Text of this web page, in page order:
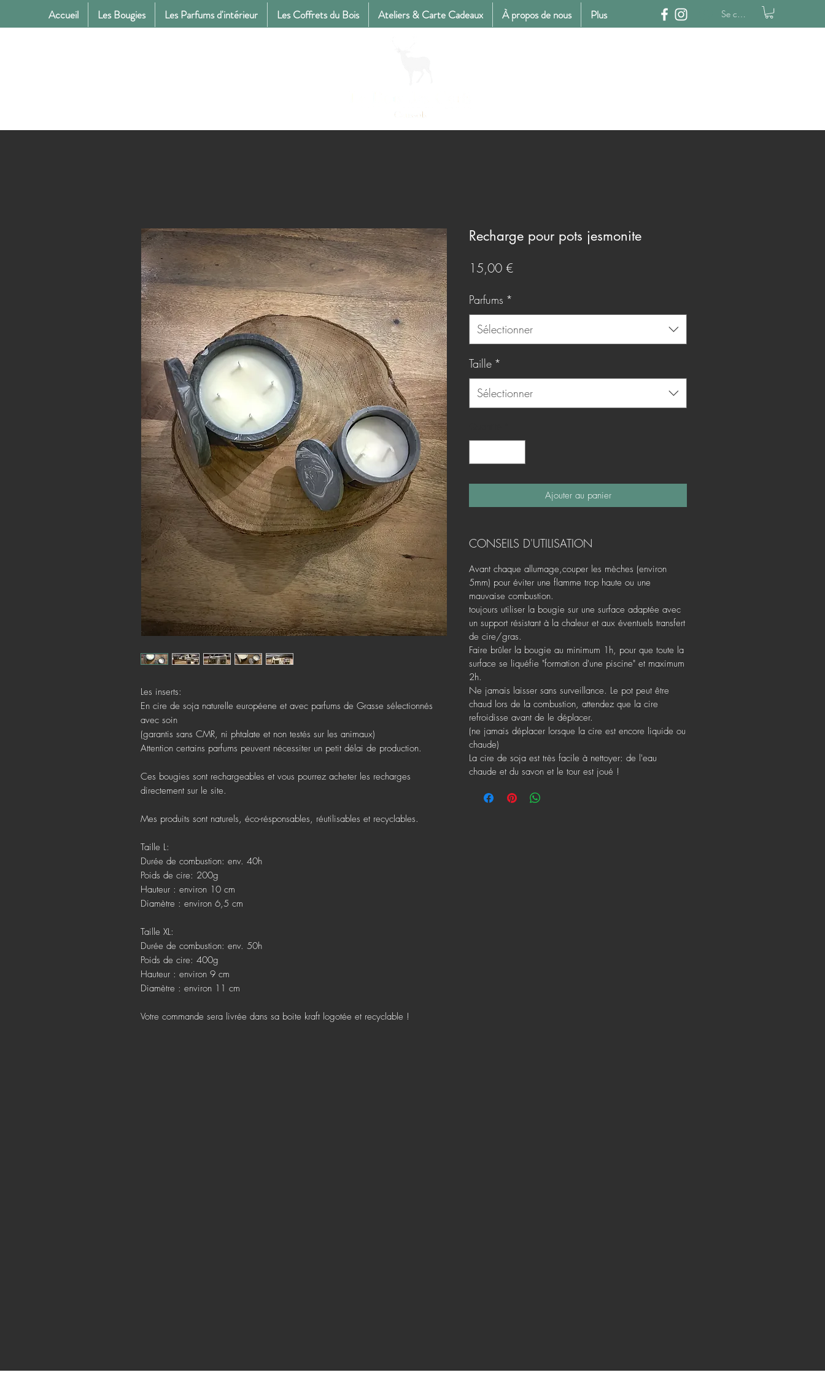
Accueil Les Bougies Les Parfums d'intérieur Les Coffrets du Bois Ateliers & Carte Cadeaux À propos de nous Plus Se connecter
Les inserts:
En cire de soja naturelle européene et avec parfums de Grasse sélectionnés
avec soin
(garantis sans CMR, ni phtalate et non testés sur les animaux)
Attention certains parfums peuvent nécessiter un petit délai de production.
Ces bougies sont rechargeables et vous pourrez acheter les recharges
directement sur le site.
Mes produits sont naturels, éco-résponsables, réutilisables et recyclables.
Taille L:
Durée de combustion: env. 40h
Poids de cire: 200g
Hauteur : environ 10 cm
Diamètre : environ 6,5 cm
Taille XL:
Durée de combustion: env. 50h
Poids de cire: 400g
Hauteur : environ 9 cm
Diamètre : environ 11 cm
Votre commande sera livrée dans sa boite kraft logotée et recyclable !
Recharge pour pots jesmonite
15,00 €Prix
Parfums *
Sélectionner
Taille *
Sélectionner
Ajouter au panier
CONSEILS D'UTILISATION
Avant chaque allumage,couper les mèches (environ
5mm) pour éviter une flamme trop haute ou une
mauvaise combustion.
toujours utiliser la bougie sur une surface adaptée avec
un support résistant à la chaleur et aux éventuels transfert
de cire/gras.
Faire brûler la bougie au minimum 1h, pour que toute la
surface se liquéfie "formation d'une piscine" et maximum
2h.
Ne jamais laisser sans surveillance. Le pot peut être
chaud lors de la combustion, attendez que la cire
refroidisse avant de le déplacer.
(ne jamais déplacer lorsque la cire est encore liquide ou
chaude)
La cire de soja est très facile à nettoyer: de l'eau
chaude et du savon et le tour est joué !